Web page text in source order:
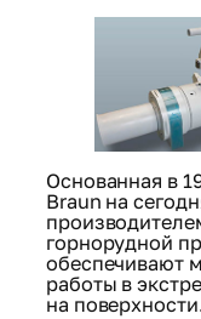
Основанная в
Braun на
горнорудной
обеспечивают
работы в
на